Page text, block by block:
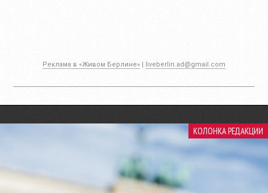
Реклама в «Живом Берлине» | liveberlin.ad@gmail.com
КОЛОНКА РЕДАКЦИИ